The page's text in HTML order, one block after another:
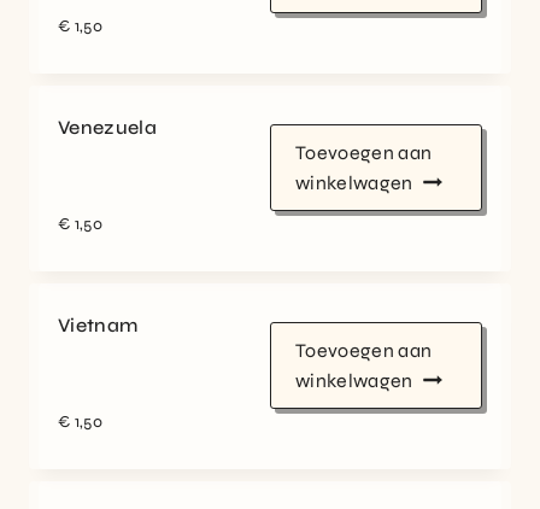
€ 1,50
Venezuela
€ 1,50
Toevoegen aan
winkelwagen
Vietnam
€ 1,50
Toevoegen aan
winkelwagen